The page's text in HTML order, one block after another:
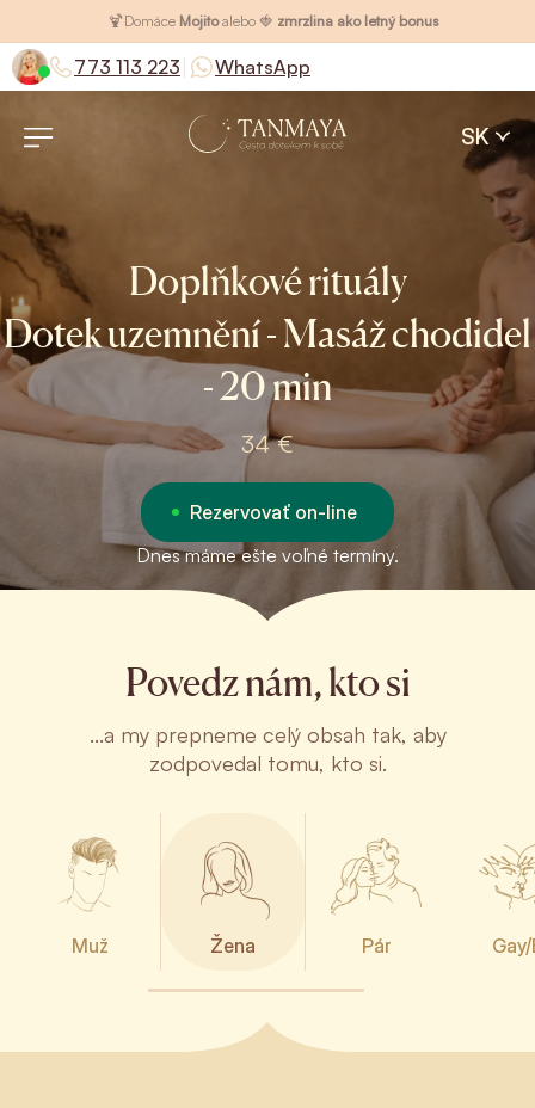
🍹Domáce Mojitoalebo 🍓 zmrzlina ako letný bonus
773 113 223 WhatsApp
SK
Doplňkové rituály
Dotek uzemnění - Masáž chodidel
- 20 min
34 €
Rezervovať on-line
Dnes máme ešte voľné termíny.
Povedz nám, kto si
...a my prepneme celý obsah tak, aby
zodpovedal tomu, kto si.
Muž Žena Pár Gay/